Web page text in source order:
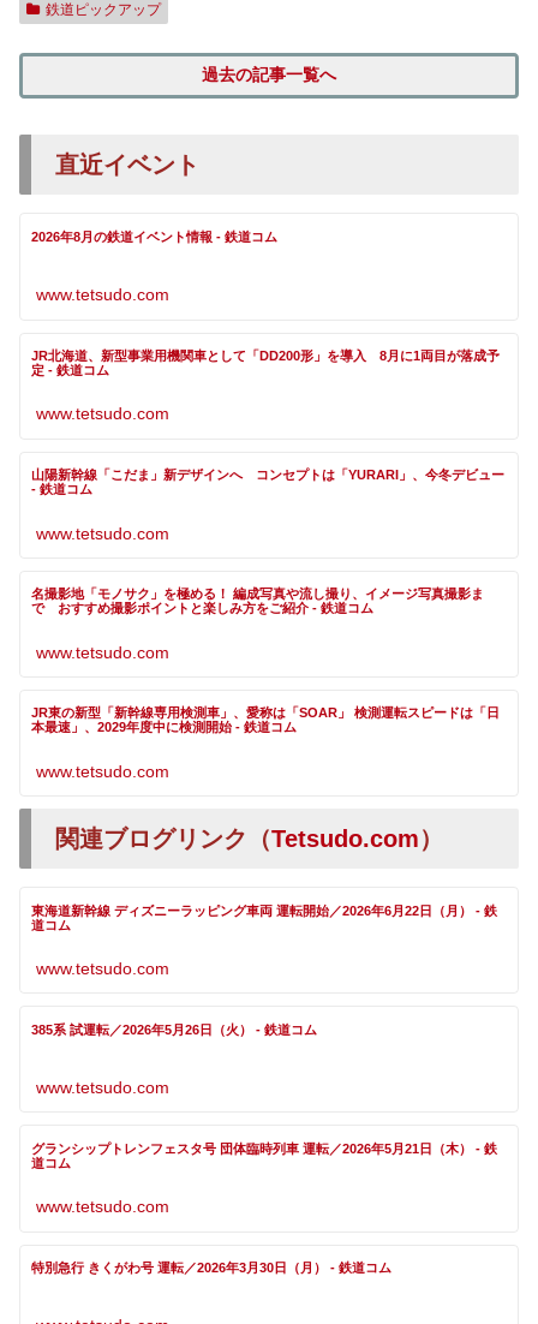
鉄道ピックアップ
過去の記事一覧へ
直近イベント
2026年8月の鉄道イベント情報 - 鉄道コム
www.tetsudo.com
JR北海道、新型事業用機関車として「DD200形」を導入 8月に1両目が落成予
定 - 鉄道コム
www.tetsudo.com
山陽新幹線「こだま」新デザインへ コンセプトは「YURARI」、今冬デビュー
- 鉄道コム
www.tetsudo.com
名撮影地「モノサク」を極める！ 編成写真や流し撮り、イメージ写真撮影ま
で おすすめ撮影ポイントと楽しみ方をご紹介 - 鉄道コム
www.tetsudo.com
JR東の新型「新幹線専用検測車」、愛称は「SOAR」 検測運転スピードは「日
本最速」、2029年度中に検測開始 - 鉄道コム
www.tetsudo.com
関連ブログリンク（Tetsudo.com）
東海道新幹線 ディズニーラッピング車両 運転開始／2026年6月22日（月） - 鉄
道コム
www.tetsudo.com
385系 試運転／2026年5月26日（火） - 鉄道コム
www.tetsudo.com
グランシップトレンフェスタ号 団体臨時列車 運転／2026年5月21日（木） - 鉄
道コム
www.tetsudo.com
特別急行 きくがわ号 運転／2026年3月30日（月） - 鉄道コム